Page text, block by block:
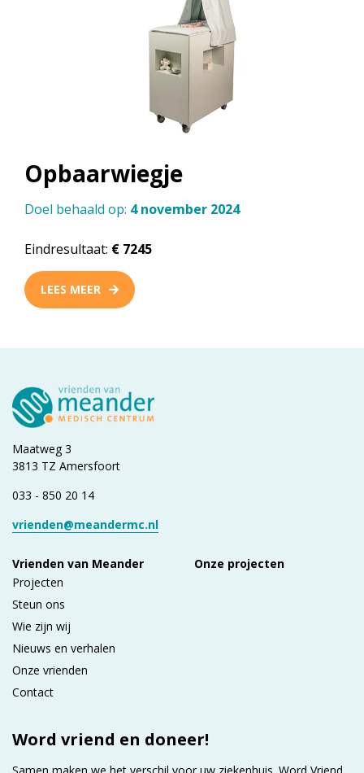
Opbaarwiegje
Doel behaald op: 4 november 2024
Eindresultaat: € 7245
LEES MEER
Maatweg 3
3813 TZ Amersfoort
033 - 850 20 14
vrienden@meandermc.nl
Vrienden van Meander
Projecten
Steun ons
Wie zijn wij
Nieuws en verhalen
Onze vrienden
Contact
Onze projecten
Word vriend en doneer!